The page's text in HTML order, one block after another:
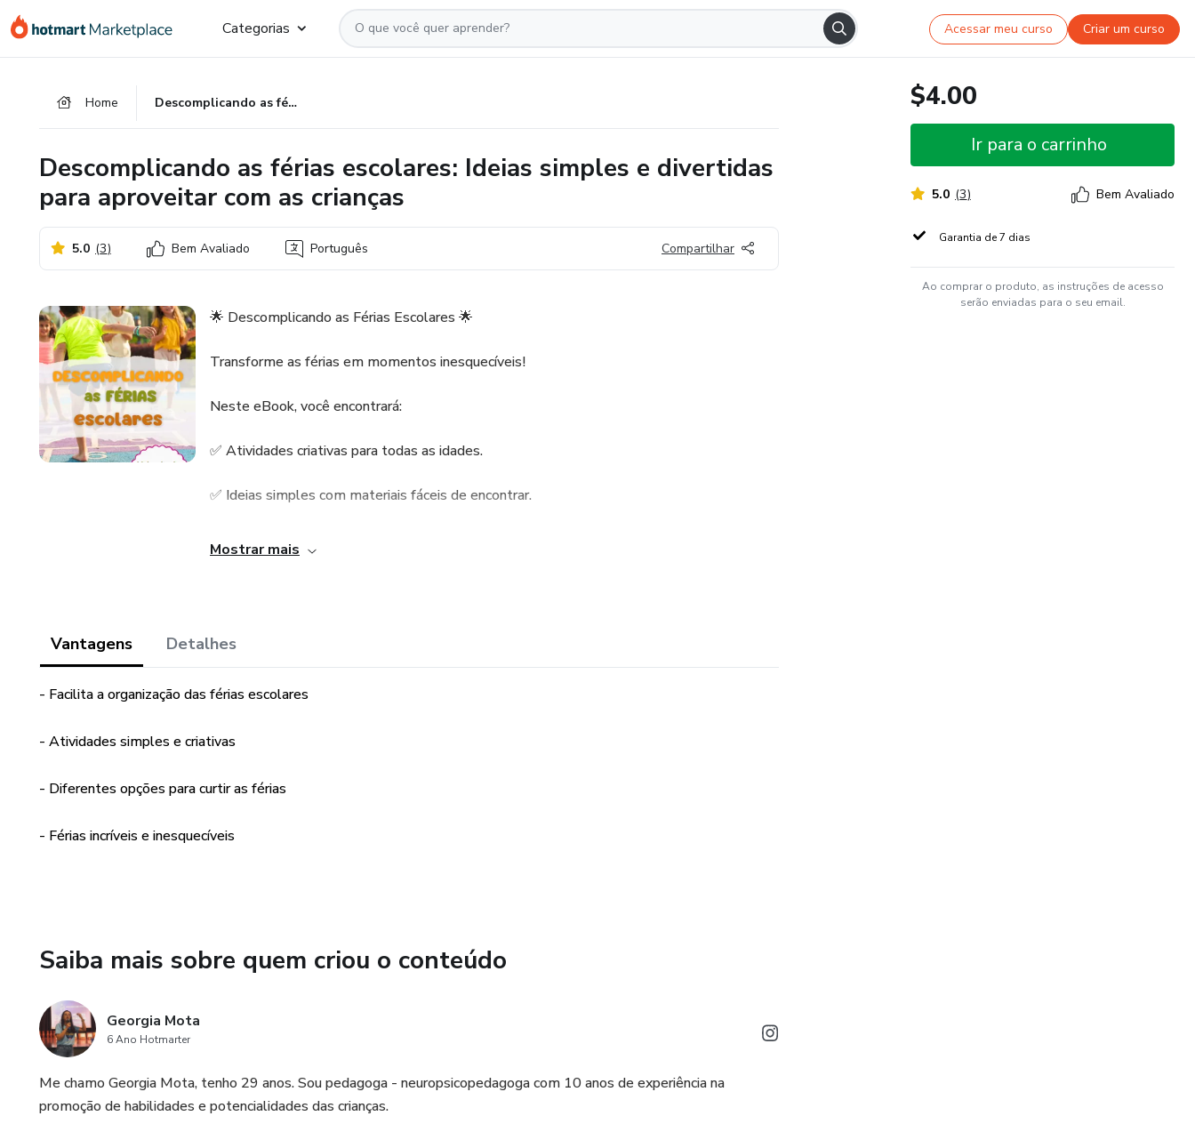
para
para
para
Categorias Acessar meu curso Criar um curso
Home Descomplicando as férias escolares: Ideias simples e divertidas para aproveitar com as crianças
Descomplicando as férias escolares: Ideias simples e divertidas
para aproveitar com as crianças
5.0 (3) Bem Avaliado Português Compartilhar
🌟 Descomplicando as Férias Escolares 🌟
Transforme as férias em momentos inesquecíveis!
Neste eBook, você encontrará:
✅ Atividades criativas para todas as idades.
✅ Ideias simples com materiais fáceis de encontrar.
✅ Sugestões para impressão.
conexões especiais com as crianças!
👉 Adquira agora e torne estas férias incríveis! 🌈✨
Mostrar mais
Vantagens Detalhes
- Facilita a organização das férias escolares
- Atividades simples e criativas
- Diferentes opções para curtir as férias
- Férias incríveis e inesquecíveis
Saiba mais sobre quem criou o conteúdo
Georgia Mota
6 Ano Hotmarter
Me chamo Georgia Mota, tenho 29 anos. Sou pedagoga - neuropsicopedagoga com 10 anos de experiência na
promoção de habilidades e potencialidades das crianças.
$4.00
Ir para o carrinho
5.0 (3) Bem Avaliado
Garantia de 7 dias
Ao comprar o produto, as instruções de acesso
serão enviadas para o seu email.